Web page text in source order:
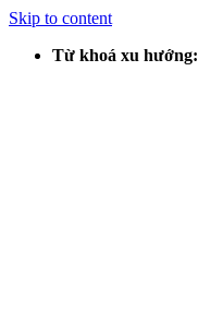
Skip to content
Từ khoá xu hướng: